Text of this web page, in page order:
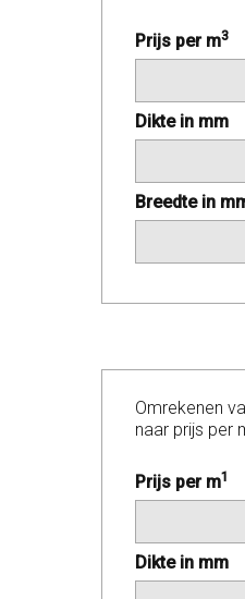
Prijs per m3
Dikte in mm
Breedte in
Omrekenen
naar prijs per
Prijs per m1
Dikte in mm